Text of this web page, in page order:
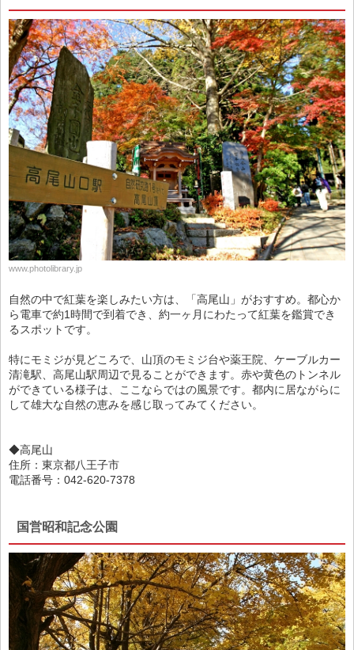
www.photolibrary.jp
自然の中で紅葉を楽しみたい方は、「高尾山」がおすすめ。都心か
ら電車で約1時間で到着でき、約一ヶ月にわたって紅葉を鑑賞でき
るスポットです。
特にモミジが見どころで、山頂のモミジ台や薬王院、ケーブルカー
清滝駅、高尾山駅周辺で見ることができます。赤や黄色のトンネル
ができている様子は、ここならではの風景です。都内に居ながらに
して雄大な自然の恵みを感じ取ってみてください。
◆高尾山
住所：東京都八王子市
電話番号：042-620-7378
国営昭和記念公園